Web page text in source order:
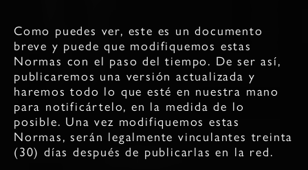
Como puedes ver, este es un documento
breve y puede que modifiquemos estas
Normas con el paso del tiempo. De ser así,
publicaremos una versión actualizada y
haremos todo lo que esté en nuestra mano
para notificártelo, en la medida de lo
posible. Una vez modifiquemos estas
Normas, serán legalmente vinculantes treinta
(30) días después de publicarlas en la red.